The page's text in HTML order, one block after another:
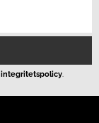
integritetspolicy